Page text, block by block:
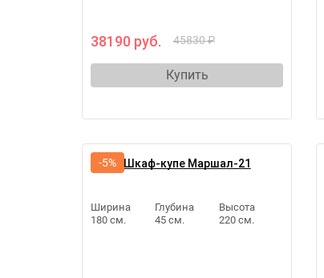
38190 руб. 45830 ₽
Купить
Шкаф-купе Маршал-21
Ширина
180 см.
Глубина
45 см.
Высота
220 см.
-5%